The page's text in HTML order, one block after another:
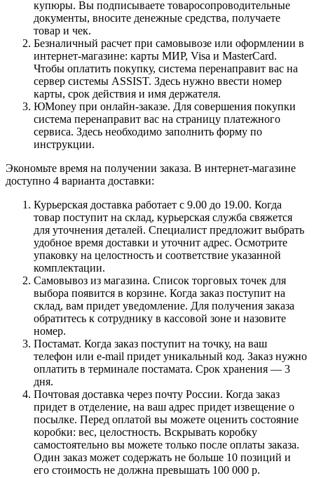
купюры. Вы подписываете товаросопроводительные
документы, вносите денежные средства, получаете
товар и чек.
Безналичный расчет при самовывозе или оформлении в
интернет-магазине: карты МИР, Visa и MasterCard.
Чтобы оплатить покупку, система перенаправит вас на
сервер системы ASSIST. Здесь нужно ввести номер
карты, срок действия и имя держателя.
ЮMoney при онлайн-заказе. Для совершения покупки
система перенаправит вас на страницу платежного
сервиса. Здесь необходимо заполнить форму по
инструкции.
Экономьте время на получении заказа. В интернет-магазине
доступно 4 варианта доставки:
Курьерская доставка работает с 9.00 до 19.00. Когда
товар поступит на склад, курьерская служба свяжется
для уточнения деталей. Специалист предложит выбрать
удобное время доставки и уточнит адрес. Осмотрите
упаковку на целостность и соответствие указанной
комплектации.
Самовывоз из магазина. Список торговых точек для
выбора появится в корзине. Когда заказ поступит на
склад, вам придет уведомление. Для получения заказа
обратитесь к сотруднику в кассовой зоне и назовите
номер.
Постамат. Когда заказ поступит на точку, на ваш
телефон или e-mail придет уникальный код. Заказ нужно
оплатить в терминале постамата. Срок хранения — 3
дня.
Почтовая доставка через почту России. Когда заказ
придет в отделение, на ваш адрес придет извещение о
посылке. Перед оплатой вы можете оценить состояние
коробки: вес, целостность. Вскрывать коробку
самостоятельно вы можете только после оплаты заказа.
Один заказ может содержать не больше 10 позиций и
его стоимость не должна превышать 100 000 р.